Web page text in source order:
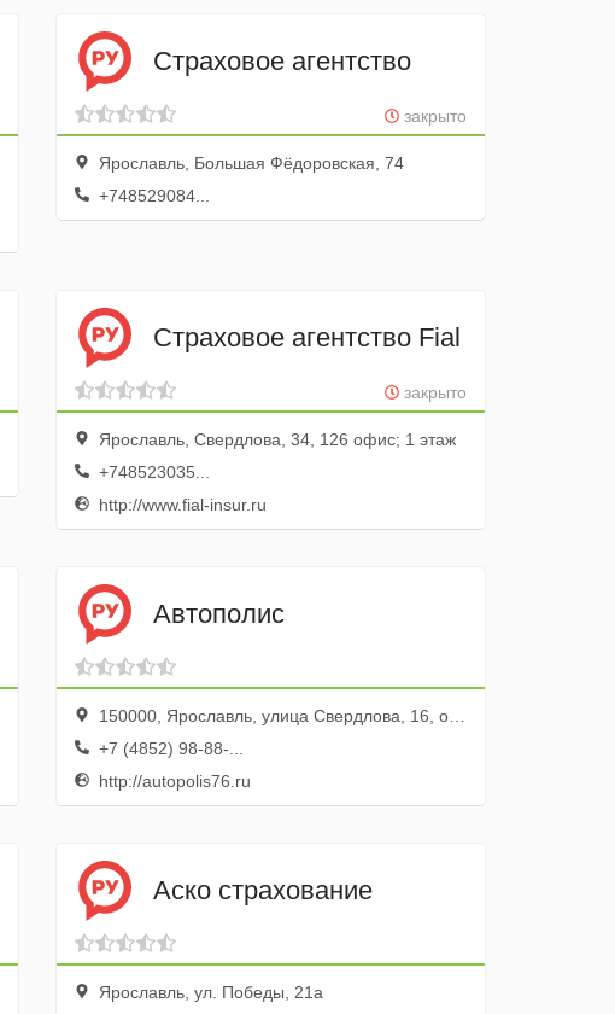
Страховое агентство
закрыто
Ярославль, Большая Фёдоровская, 74
+748529084...
Страховое агентство Fial
закрыто
Ярославль, Свердлова, 34, 126 офис; 1 этаж
+748523035...
http://www.fial-insur.ru
Автополис
150000, Ярославль, улица Свердлова, 16, оф. 1
+7 (4852) 98-88-...
http://autopolis76.ru
Аско страхование
Ярославль, ул. Победы, 21а